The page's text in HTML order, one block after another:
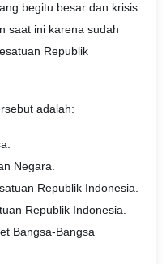
begitu besar dan krisis
saat ini karena sudah
Republik
adalah:
Negara.
Republik Indonesia.
Republik Indonesia.
Bangsa-Bangsa